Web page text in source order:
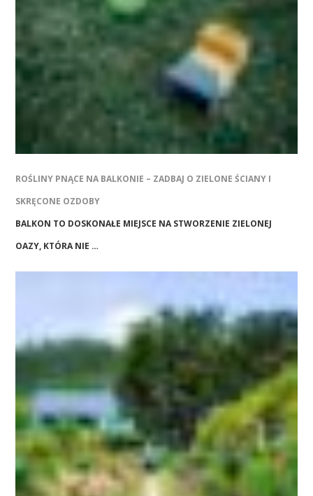
ROŚLINY PNĄCE NA BALKONIE – ZADBAJ O ZIELONE ŚCIANY I
SKRĘCONE OZDOBY
BALKON TO DOSKONAŁE MIEJSCE NA STWORZENIE ZIELONEJ
OAZY, KTÓRA NIE …